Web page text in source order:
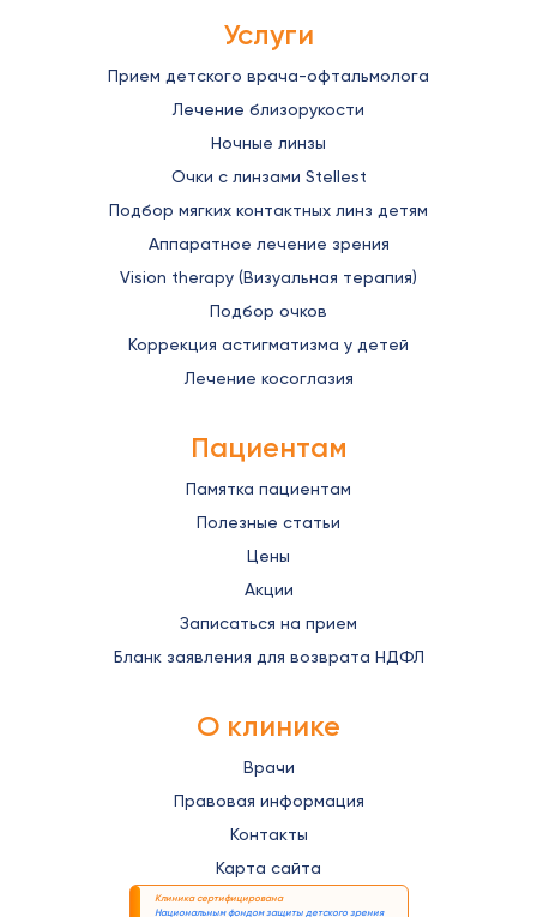
Услуги
Прием детского врача-офтальмолога
Лечение близорукости
Ночные линзы
Очки с линзами Stellest
Подбор мягких контактных линз детям
Аппаратное лечение зрения
Vision therapy (Визуальная терапия)
Подбор очков
Коррекция астигматизма у детей
Лечение косоглазия
Пациентам
Памятка пациентам
Полезные статьи
Цены
Акции
Записаться на прием
Бланк заявления для возврата НДФЛ
О клинике
Врачи
Правовая информация
Контакты
Карта сайта
Клиника сертифицирована
Национальным фондом защиты детского зрения